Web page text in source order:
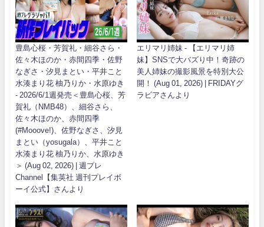
豊島心桜・芳賀礼・細谷さら・
佐々木ほのか・赤間四季・佐野
なぎさ・汐見まとい・平井こと
水湊まり花 柚乃りか・水原ゆき
- 2026/6/1週発売＜豊島心桜、芳
賀礼（NMB48）、細谷さら、
佐々木ほのか、赤間四季
(#Mooove!)、佐野なぎさ、汐見
まとい（yosugala）、平井こと
水湊まり花 柚乃りか、水原ゆき
＞ (Aug 02, 2026) | 週プレ
Channel【集英社 週刊プレイボ
ーイ公式】さんより
エリマリ姉妹 - 【エリマリ姉
妹】SNSで大バズり中！奇跡の
美人姉妹の撮影風景を特別大公
開！ (Aug 01, 2026) | FRIDAYグ
ラビアさんより